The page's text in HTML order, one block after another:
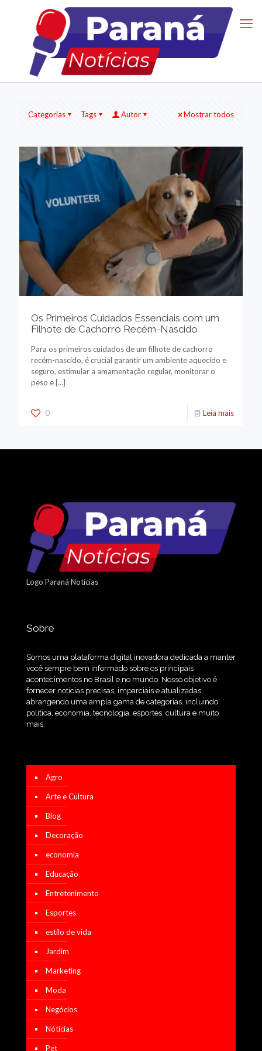
Categorias Tags Autor Mostrar todos
Os Primeiros Cuidados Essenciais com um
Filhote de Cachorro Recém-Nascido
Para os primeiros cuidados de um filhote de cachorro
recém-nascido, é crucial garantir um ambiente aquecido e
seguro, estimular a amamentação regular, monitorar o
peso e […]
0 Leia mais
Logo Paraná Notícias
Sobre
Somos uma plataforma digital inovadora dedicada a manter
você sempre bem informado sobre os principais
acontecimentos no Brasil e no mundo. Nosso objetivo é
fornecer notícias precisas, imparciais e atualizadas,
abrangendo uma ampla gama de categorias, incluindo
política, economia, tecnologia, esportes, cultura e muito
mais.
Agro
Arte e Cultura
Blog
Decoração
economia
Educação
Entretenimento
Esportes
estilo de vida
Jardim
Marketing
Moda
Negócios
Nótícias
Pet